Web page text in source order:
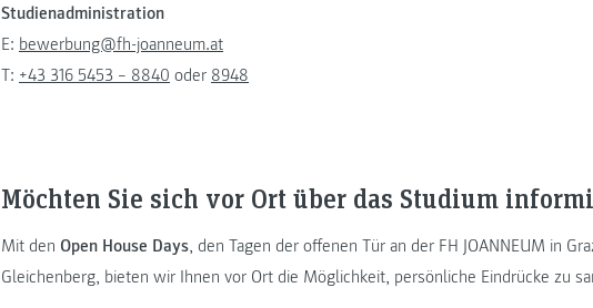
Studienadministration
E: bewerbung@fh-joanneum.at
T: +43 316 5453 – 8840 oder 8948
Möchten Sie sich vor Ort über das Studium
Mit den Open House Days, den Tagen der offenen Tür an der FH JOANNEUM in
Gleichenberg, bieten wir Ihnen vor Ort die Möglichkeit, persönliche Eindrücke zu